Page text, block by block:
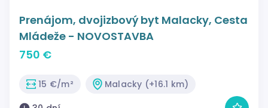
Prenájom, dvojizbový byt Malacky, Cesta
Mládeže - NOVOSTAVBA
750 €
15 €/m²
Malacky (+16.1 km)